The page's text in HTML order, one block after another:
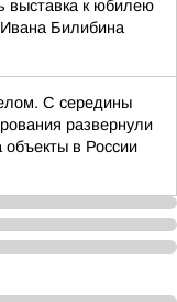
выставка к юбилею
Билибина
С середины
развернули
в России